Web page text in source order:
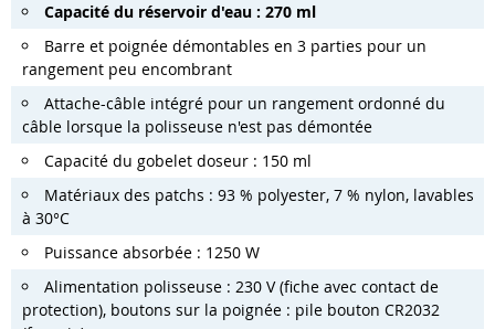
Capacité du réservoir d'eau : 270 ml
Barre et poignée démontables en 3 parties pour un
rangement peu encombrant
Attache-câble intégré pour un rangement ordonné du
câble lorsque la polisseuse n'est pas démontée
Capacité du gobelet doseur : 150 ml
Matériaux des patchs : 93 % polyester, 7 % nylon, lavables
à 30°C
Puissance absorbée : 1250 W
Alimentation polisseuse : 230 V (fiche avec contact de
protection), boutons sur la poignée : pile bouton CR2032